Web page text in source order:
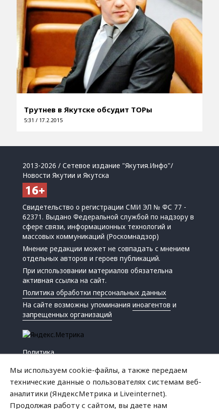
Трутнев в Якутске обсудит ТОРы
5:31 / 17.2.2015
2013-2026 / Сетевое издание "Якутия.Инфо"/
Новости Якутии и Якутска
Свидетельство о регистрации СМИ ЭЛ № ФС 77 -
62371. Выдано Федеральной службой по надзору в
сфере связи, информационных технологий и
массовых коммуникаций (Роскомнадзор)
Мнение редакции может не совпадать с мнением
отдельных авторов и героев публикаций.
При использовании материалов обязательна
активная ссылка на сайт.
Политика обработки персональных данных
На сайте возможны упоминанияиноагентов и
запрещенных организаций
Политика
Мы используем cookie-файлы, а также передаем
технические данные о пользователях системам веб-
аналитики (ЯндексМетрика и Liveinternet).
Продолжая работу с сайтом, вы даете нам